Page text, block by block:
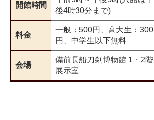
開館時間
後4時30分まで)
料金
一般：500円、高大生：300
円、中学生以下無料
会場
備前長船刀剣博物館 1・2階
展示室